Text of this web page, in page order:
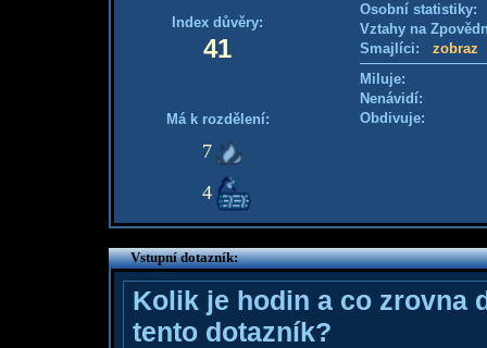
Index důvěry:
41
Má k rozdělení:
7
4
Osobní
Vztahy na
Smajlíci: zobraz
Miluje:
Nenávidí:
Obdivuje:
Vstupní dotazník:
Kolik je hodin a co zrovna
tento dotazník?